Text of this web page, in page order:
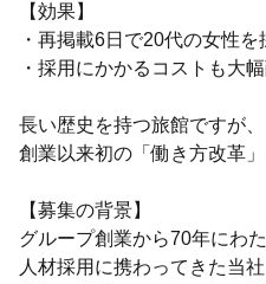
【効果】
・再掲載6日で20代の女性を
・採用にかかるコストも大
長い歴史を持つ旅館ですが、
創業以来初の「働き方改革」
【募集の背景】
グループ創業から70年にわ
人材採用に携わってきた当社